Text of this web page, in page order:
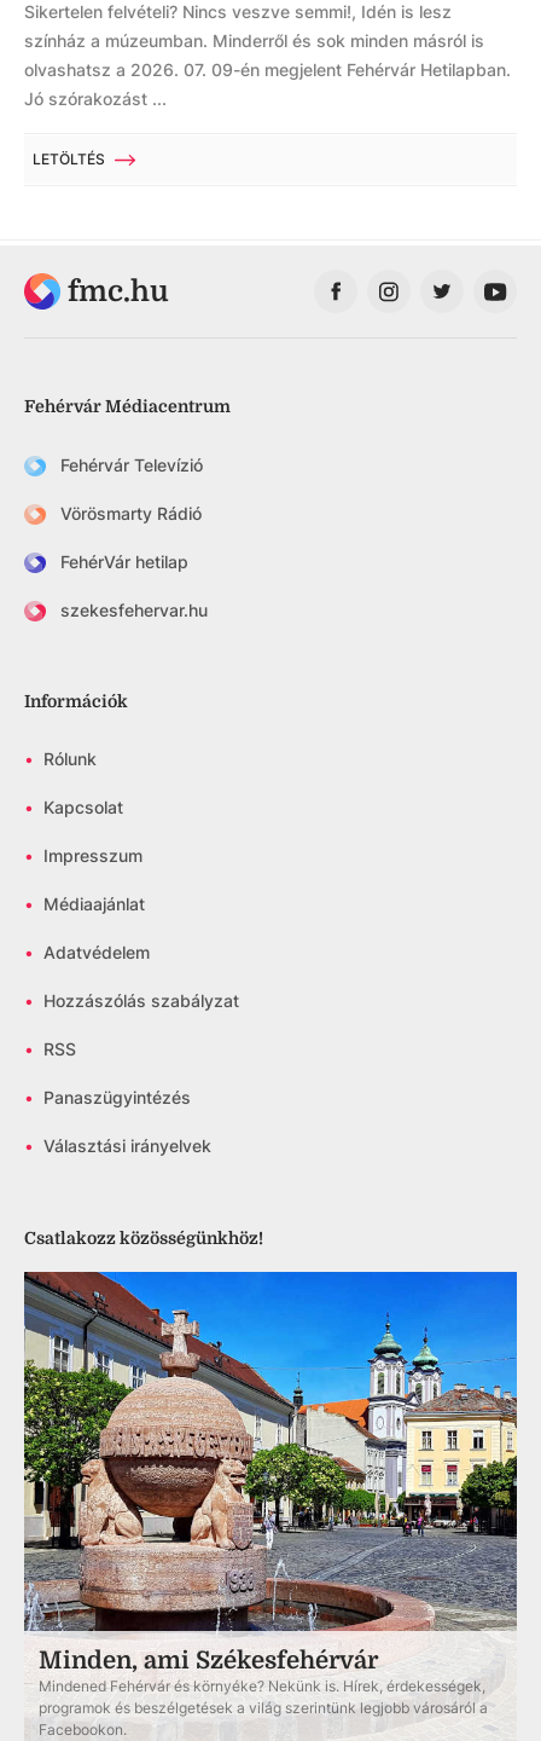
Sikertelen felvételi? Nincs veszve semmi!, Idén is lesz
színház a múzeumban. Minderről és sok minden másról is
olvashatsz a 2026. 07. 09-én megjelent Fehérvár Hetilapban.
Jó szórakozást ...
LETÖLTÉS
fmc.hu
Fehérvár Médiacentrum
Fehérvár Televízió
Vörösmarty Rádió
FehérVár hetilap
szekesfehervar.hu
Információk
• Rólunk
• Kapcsolat
• Impresszum
• Médiaajánlat
• Adatvédelem
• Hozzászólás szabályzat
• RSS
• Panaszügyintézés
• Választási irányelvek
Csatlakozz közösségünkhöz!
Minden, ami Székesfehérvár
Mindened Fehérvár és környéke? Nekünk is. Hírek, érdekességek,
programok és beszélgetések a világ szerintünk legjobb városáról a
Facebookon.